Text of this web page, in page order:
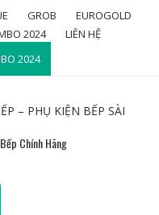
GROB
EUROGOLD
2024
LIÊN HỆ
2024
Chính Hãng